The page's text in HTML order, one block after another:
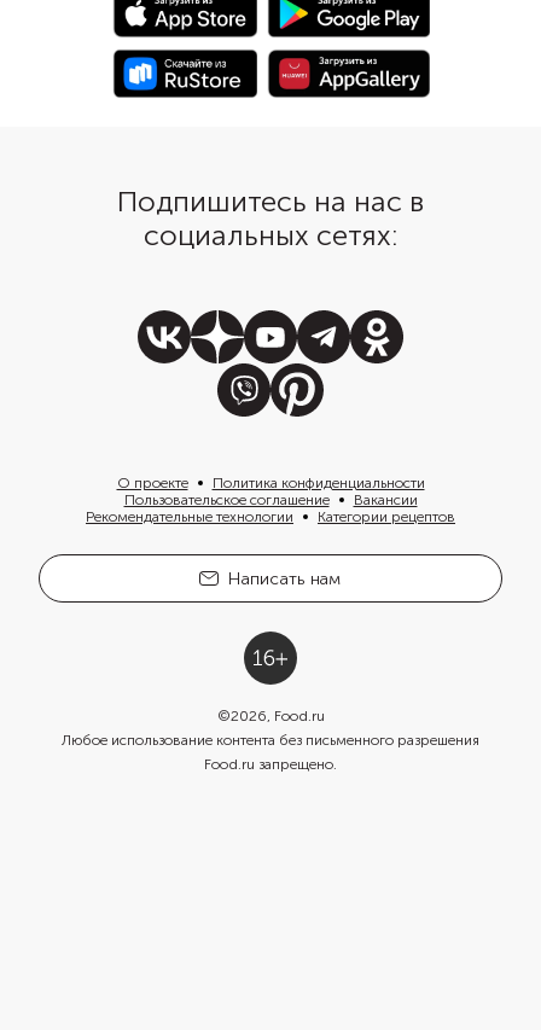
Подпишитесь на нас в
социальных сетях:
О проекте
Политика конфиденциальности
Пользовательское соглашение
Вакансии
Рекомендательные технологии
Категории рецептов
Написать нам
©2026, Food.ru
Любое использование контента без письменного разрешения
Food.ru запрещено.